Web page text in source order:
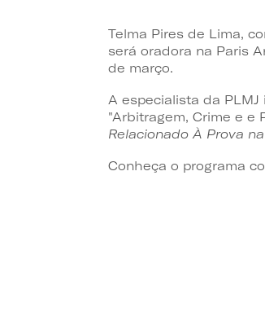
Telma Pires de Lima,
será oradora na Paris
de março.
A especialista da
"Arbitragem, Crime e e
Relacionado À Prova
Conheça o programa